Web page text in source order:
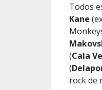
Todos
Kane
(Cala
(
rock de